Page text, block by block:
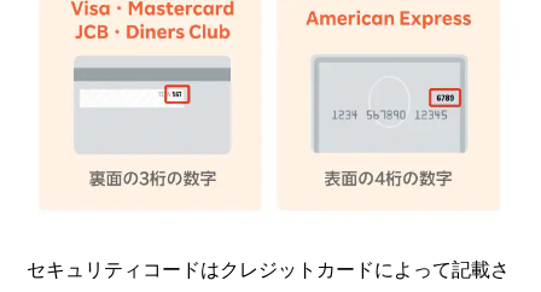
セキュリティコードはクレジットカードによって記載さ